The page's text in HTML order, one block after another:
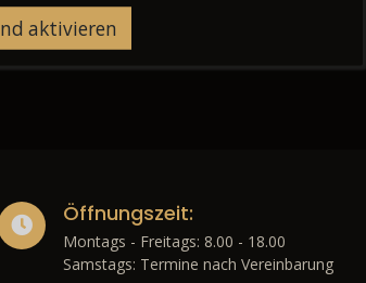
aktivieren
Öffnungszeit:
Montags - Freitags: 8.00 - 18.00
Samstags: Termine nach Vereinbarung